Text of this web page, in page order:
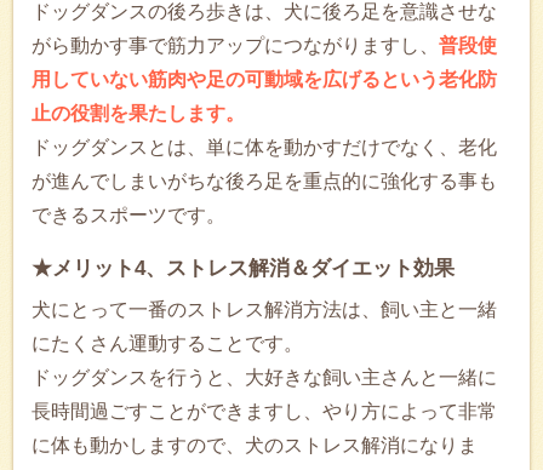
ドッグダンスの後ろ歩きは、犬に後ろ足を意識させな
がら動かす事で筋力アップにつながりますし、 普段使
用していない筋肉や足の可動域を広げるという老化防
止の役割を果たします。
ドッグダンスとは、単に体を動かすだけでなく、老化
が進んでしまいがちな後ろ足を重点的に強化する事も
できるスポーツです。
★メリット4、ストレス解消＆ダイエット効果
犬にとって一番のストレス解消方法は、飼い主と一緒
にたくさん運動することです。
ドッグダンスを行うと、大好きな飼い主さんと一緒に
長時間過ごすことができますし、やり方によって非常
に体も動かしますので、犬のストレス解消になりま